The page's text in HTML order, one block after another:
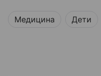
Медицина Дети